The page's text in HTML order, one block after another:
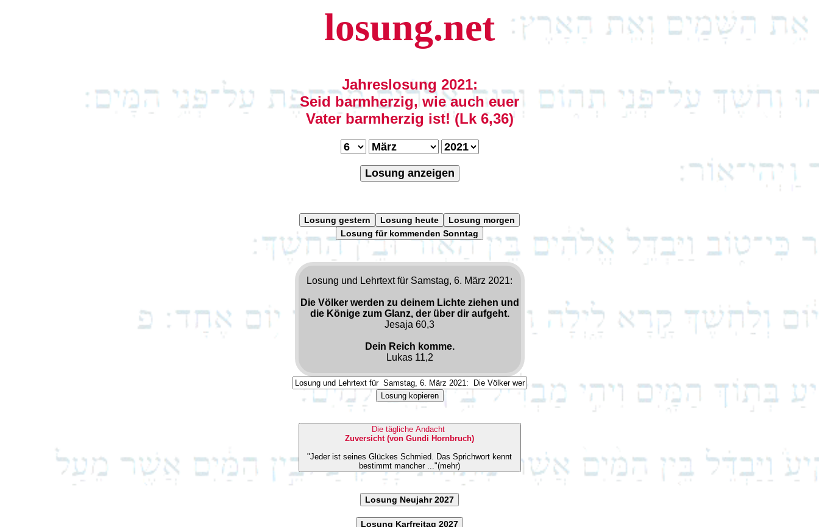
losung.net
Jahreslosung 2021:
Seid barmherzig, wie auch euer
Vater barmherzig ist! (Lk 6,36)
Losung anzeigen
Losung gestern Losung heute
Losung morgen
Losung für kommenden Sonntag
Losung und Lehrtext für Samstag, 6. März 2021:
Die Völker werden zu deinem Lichte ziehen und
die Könige zum Glanz, der über dir aufgeht.
Jesaja 60,3
Dein Reich komme.
Lukas 11,2
Losung kopieren
Die tägliche Andacht
Zuversicht (von Gundi Hornbruch)
"Jeder ist seines Glückes Schmied. Das Sprichwort kennt
bestimmt mancher ..."(mehr)
Losung Neujahr 2027
Losung Karfreitag 2027